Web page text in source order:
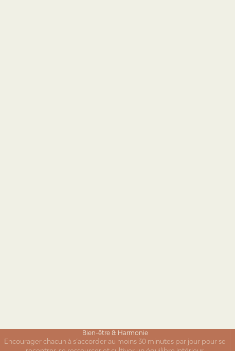
Bien-être & Harmonie
Encourager chacun à s’accorder au moins 30 minutes par jour pour se